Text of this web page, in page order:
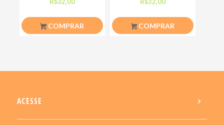
COMPRAR COMPRAR
ACESSE